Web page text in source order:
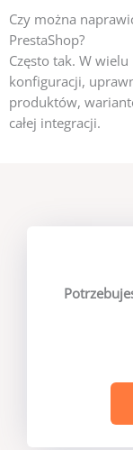
Czy można
PrestaShop?
Często tak. W
konfiguracji,
produktów,
całej integracji.